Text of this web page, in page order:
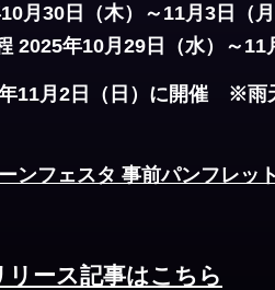
月30日（木）～11月3日（
2025年10月29日（水）～11
年11月2日（日）に開催 ※
ンフェスタ 事前パンフレット
ース記事はこちら